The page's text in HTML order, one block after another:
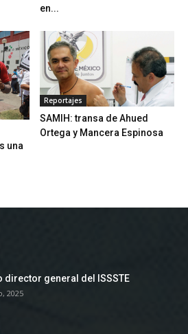
en...
una
Reportajes
SAMIH: transa de Ahued
Ortega y Mancera Espinosa
director general del ISSSTE
2025